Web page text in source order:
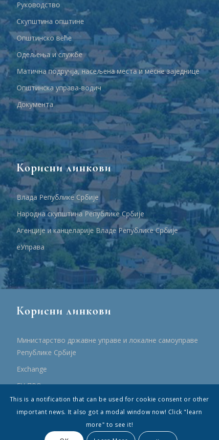
Руководство
Скупштина општине
Општинско веће
Одељења и службе
Матична подручја, насељена места и месне заједнице
Општинска управа-водич
Документа
Корисни линкови
Влада Републике Србије
Народна скупштина Републике Србије
Агенције и канцеларије Владе Републике Србије
еУправа
Корисни линкови
Министарство државне управе и локалне самоуправе
Републике Србије
Еxchange
ЕУ ПРО
ПРРР
This is a notification that can be used for cookie consent or other
important news. It also got a modal window now! Click "learn
more" to see it!